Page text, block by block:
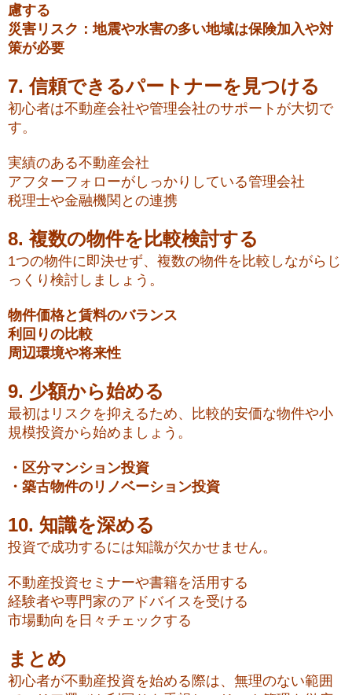
慮する
災害リスク：地震や水害の多い地域は保険加入や対
策が必要
7. 信頼できるパートナーを見つける
初心者は不動産会社や管理会社のサポートが大切で
す。
実績のある不動産会社
アフターフォローがしっかりしている管理会社
税理士や金融機関との連携
8. 複数の物件を比較検討する
1つの物件に即決せず、複数の物件を比較しながらじ
っくり検討しましょう。
物件価格と賃料のバランス
利回りの比較
周辺環境や将来性
9. 少額から始める
最初はリスクを抑えるため、比較的安価な物件や小
規模投資から始めましょう。
・区分マンション投資
・築古物件のリノベーション投資
10. 知識を深める
投資で成功するには知識が欠かせません。
不動産投資セミナーや書籍を活用する
経験者や専門家のアドバイスを受ける
市場動向を日々チェックする
まとめ
初心者が不動産投資を始める際は、無理のない範囲